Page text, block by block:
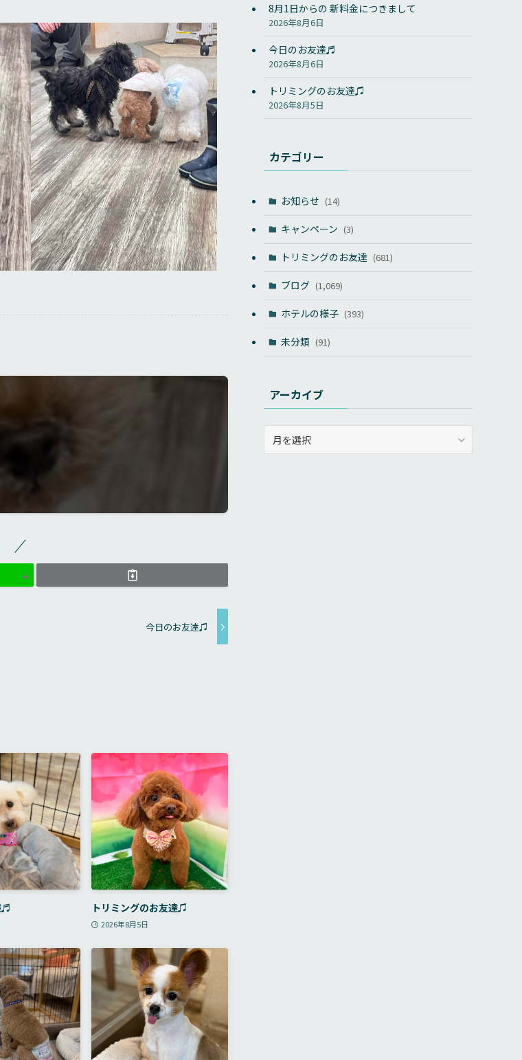
今日のお友達♫
♬ トリミングのお友達♫
2026年8月5日
8月1日からの 新料金につきまして
2026年8月6日
今日のお友達♬
2026年8月6日
トリミングのお友達♫
2026年8月5日
カテゴリー
お知らせ (14)
キャンペーン (3)
トリミングのお友達 (681)
ブログ (1,069)
ホテルの様子 (393)
未分類 (91)
アーカイブ